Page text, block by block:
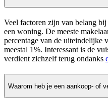
Veel factoren zijn van belang
een woning. De meeste
percentage van de uiteindelijke
meestal 1%. Interessant is de
verdient zichzelf terug ondanks
Waarom heb je een aankoop- of